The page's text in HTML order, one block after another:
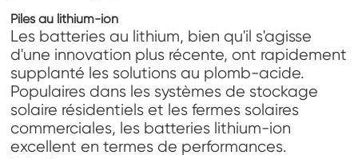
Piles au lithium-ion
Les batteries au lithium, bien qu'il s'agisse
d'une innovation plus récente, ont rapidement
supplanté les solutions au plomb-acide.
Populaires dans les systèmes de stockage
solaire résidentiels et les fermes solaires
commerciales, les batteries lithium-ion
excellent en termes de performances.